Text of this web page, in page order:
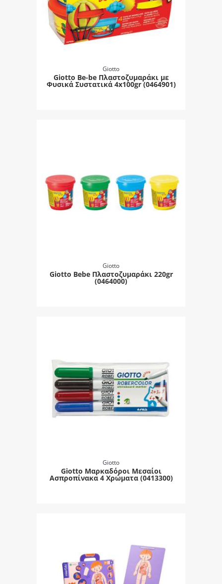
Giotto
Giotto Be-be Πλαστοζυμαράκι με
Φυσικά Συστατικά 4x100gr (0464901)
Giotto
Giotto Bebe Πλαστοζυμαράκι 220gr
(0464000)
Giotto
Giotto Μαρκαδόροι Μεσαίοι
Ασπροπίνακα 4 Χρώματα (0413300)